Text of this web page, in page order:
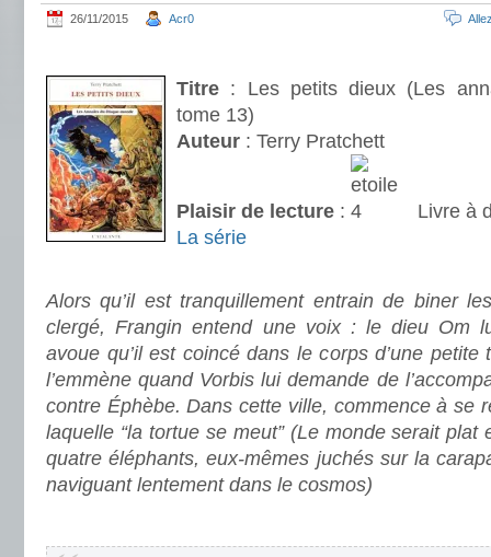
26/11/2015 Acr0
Titre : Les petits dieux (Les
tome 13)
Auteur : Terry Pratchett
Plaisir de lecture :
Livre à
La série
Alors qu’il est tranquillement entrain de biner
clergé, Frangin entend une voix : le dieu Om
avoue qu’il est coincé dans le corps d’une
l’emmène quand Vorbis lui demande de
contre Éphèbe. Dans cette ville, commence à se
laquelle “la tortue se meut” (Le monde serait plat
quatre éléphants, eux-mêmes juchés sur la
naviguant lentement dans le cosmos)